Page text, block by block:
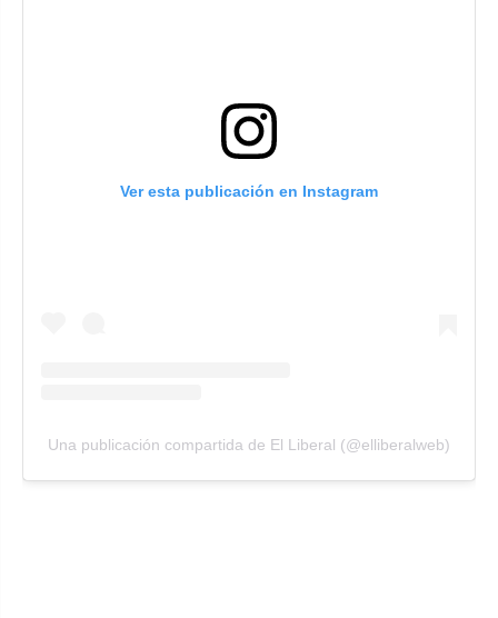
Ver esta publicación en Instagram
Una publicación compartida de El Liberal (@elliberalweb)